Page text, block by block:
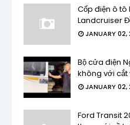
Cốp điện ô tô
Landcruiser
JANUARY 02,
Bộ cửa điện
không với cắt
JANUARY 02,
Ford Transit